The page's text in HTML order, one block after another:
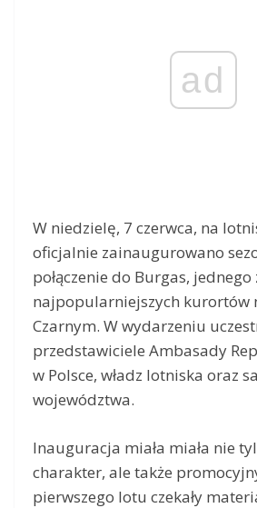
ad
W niedzielę, 7 czerwca, na
oficjalnie zainaugurowano
połączenie do Burgas, jednego
najpopularniejszych kurortów
Czarnym. W wydarzeniu
przedstawiciele Ambasady
w Polsce, władz lotniska oraz
województwa.
Inauguracja miała miała nie
charakter, ale także
pierwszego lotu czekały